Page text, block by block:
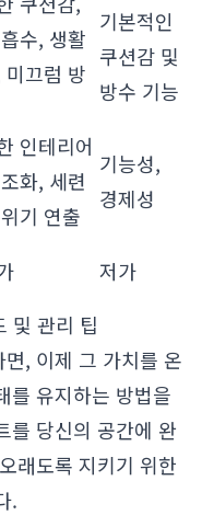
수, 생활
미끄럼 방
기본적인
쿠션감 및
방수 기능
인테리어
화, 세련
기 연출
기능성,
경제성
저가
및 관리 팁
면, 이제 그 가치를 온
를 유지하는 방법을
를 당신의 공간에 완
래도록 지키기 위한
.